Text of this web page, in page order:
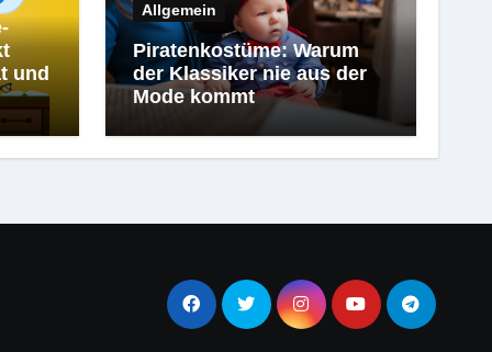
und
Allgemein
Piratenkostüme: Warum
der Klassiker nie aus der
Mode kommt